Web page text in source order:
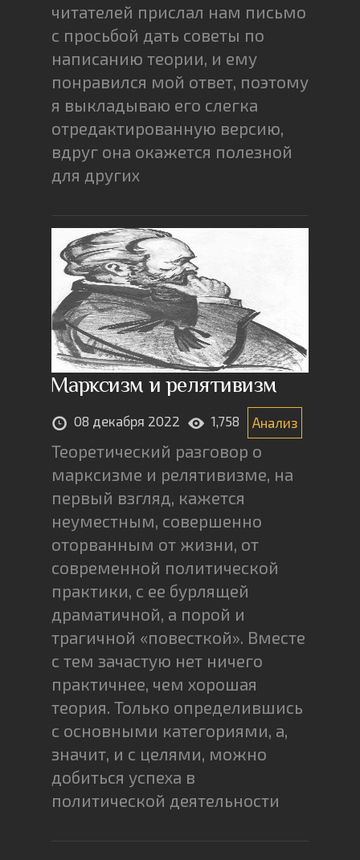
читателей прислал нам письмо
с просьбой дать советы по
написанию теории, и ему
понравился мой ответ, поэтому
я выкладываю его слегка
отредактированную версию,
вдруг она окажется полезной
для других
Марксизм и релятивизм
08 декабря 2022 1,758 Анализ
Теоретический разговор о
марксизме и релятивизме, на
первый взгляд, кажется
неуместным, совершенно
оторванным от жизни, от
современной политической
практики, с ее бурлящей
драматичной, а порой и
трагичной «повесткой». Вместе
с тем зачастую нет ничего
практичнее, чем хорошая
теория. Только определившись
с основными категориями, а,
значит, и с целями, можно
добиться успеха в
политической деятельности